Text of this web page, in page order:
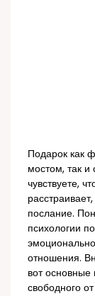
Подарок как
мостом, так
чувствуете,
послание.
психологии
отношения.
вот
свободного